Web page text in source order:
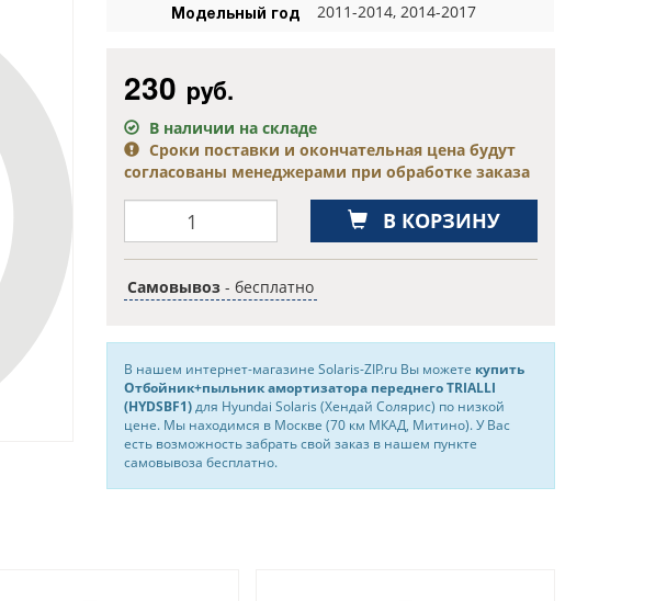
Модельный год 2011-2014, 2014-2017
230 руб.
В наличии на складе
Сроки поставки и окончательная цена будут
согласованы менеджерами при обработке заказа
В КОРЗИНУ
Самовывоз - бесплатно
В нашем интернет-магазине Solaris-ZIP.ru Вы можете купить
Отбойник+пыльник амортизатора переднего TRIALLI
(HYDSBF1)для Hyundai Solaris (Хендай Солярис) по низкой
цене. Мы находимся в Москве (70 км МКАД, Митино). У Вас
есть возможность забрать свой заказ в нашем пункте
самовывоза бесплатно.